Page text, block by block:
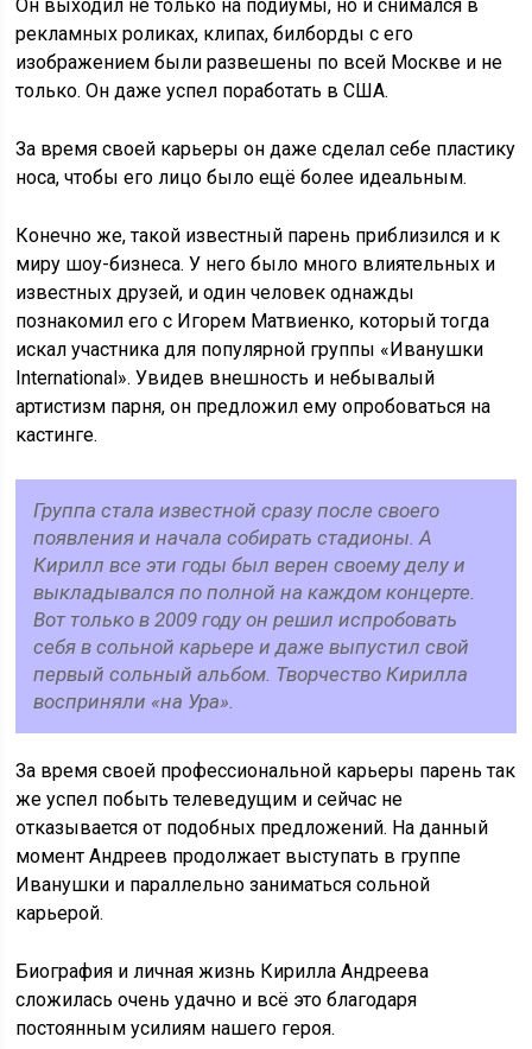
Он выходил не только на подиумы, но и снимался в
рекламных роликах, клипах, билборды с его
изображением были развешены по всей Москве и не
только. Он даже успел поработать в США.
За время своей карьеры он даже сделал себе пластику
носа, чтобы его лицо было ещё более идеальным.
Конечно же, такой известный парень приблизился и к
миру шоу-бизнеса. У него было много влиятельных и
известных друзей, и один человек однажды
познакомил его с Игорем Матвиенко, который тогда
искал участника для популярной группы «Иванушки
International». Увидев внешность и небывалый
артистизм парня, он предложил ему опробоваться на
кастинге.
Группа стала известной сразу после своего
появления и начала собирать стадионы. А
Кирилл все эти годы был верен своему делу и
выкладывался по полной на каждом концерте.
Вот только в 2009 году он решил испробовать
себя в сольной карьере и даже выпустил свой
первый сольный альбом. Творчество Кирилла
восприняли «на Ура».
За время своей профессиональной карьеры парень так
же успел побыть телеведущим и сейчас не
отказывается от подобных предложений. На данный
момент Андреев продолжает выступать в группе
Иванушки и параллельно заниматься сольной
карьерой.
Биография и личная жизнь Кирилла Андреева
сложилась очень удачно и всё это благодаря
постоянным усилиям нашего героя.